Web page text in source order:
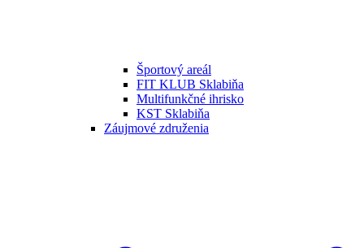
Športový areál
FIT KLUB Sklabiňa
Multifunkčné ihrisko
KST Sklabiňa
Záujmové združenia